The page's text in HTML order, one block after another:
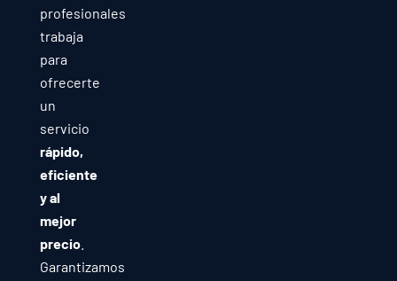
profesionales
trabaja
para
ofrecerte
un
servicio
rápido,
eficiente
y al
mejor
precio.
Garantizamos